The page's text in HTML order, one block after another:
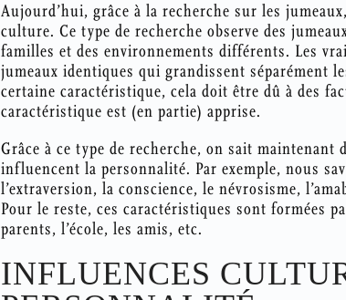
Aujourd’hui, grâce à la recherche sur les
culture. Ce type de recherche observe des
familles et des environnements différents. Les
jumeaux identiques qui grandissent séparément
certaine caractéristique, cela doit être dû à des
caractéristique est (en partie) apprise.
Grâce à ce type de recherche, on sait maintenant
influencent la personnalité. Par exemple, nous
l’extraversion, la conscience, le névrosisme,
Pour le reste, ces caractéristiques sont formées
parents, l’école, les amis, etc.
INFLUENCES